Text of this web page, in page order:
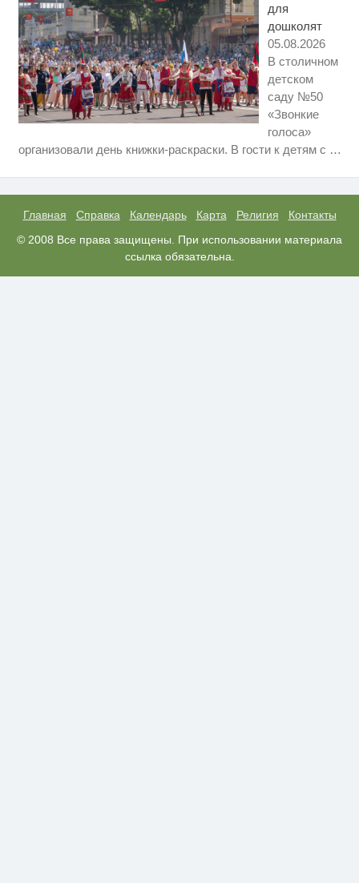
для
дошколят
05.08.2026
В столичном
детском
саду №50
«Звонкие
голоса»
организовали день книжки-раскраски. В гости к детям с …
Главная Справка Календарь Карта Религия
Контакты
© 2008 Все права защищены. При использовании материала
ссылка обязательна.
Крыма: Что люди вытворяют,
i
Королева вагона отожгла! Видео
не оставит равнодушным